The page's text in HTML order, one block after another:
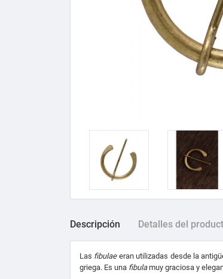
Descripción Detalles del
Las fibulaeeran utilizadas desde la
griega. Es una fibulamuy graciosa y